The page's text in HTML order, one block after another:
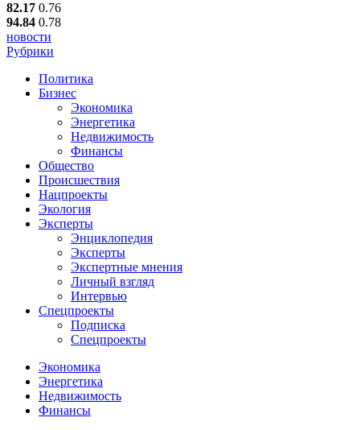
82.17 0.76
94.84 0.78
новости
Рубрики
Политика
Бизнес
Экономика
Энергетика
Недвижимость
Финансы
Общество
Происшествия
Нацпроекты
Экология
Эксперты
Энциклопедия
Эксперты
Экспертные мнения
Личный взгляд
Интервью
Спецпроекты
Подписка
Спецпроекты
Экономика
Энергетика
Недвижимость
Финансы